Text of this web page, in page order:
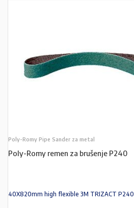
Poly-Romy Pipe Sander za metal
Poly-Romy remen za brušenje P240
40X820mm high flexible 3M TRIZACT P240